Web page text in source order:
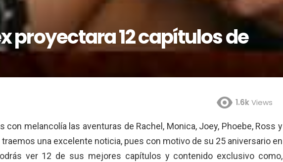
proyectara 12 capítulos de
1.6kViews
con melancolía las aventuras de Rachel, Monica, Joey, Phoebe, Ross y
traemos una excelente noticia, pues con motivo de su 25 aniversario en
ver 12 de sus mejores capítulos y contenido exclusivo como,